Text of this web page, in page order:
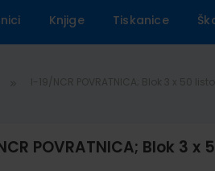
Knjige Tiskanice
POVRATNICA; Blok 3 x